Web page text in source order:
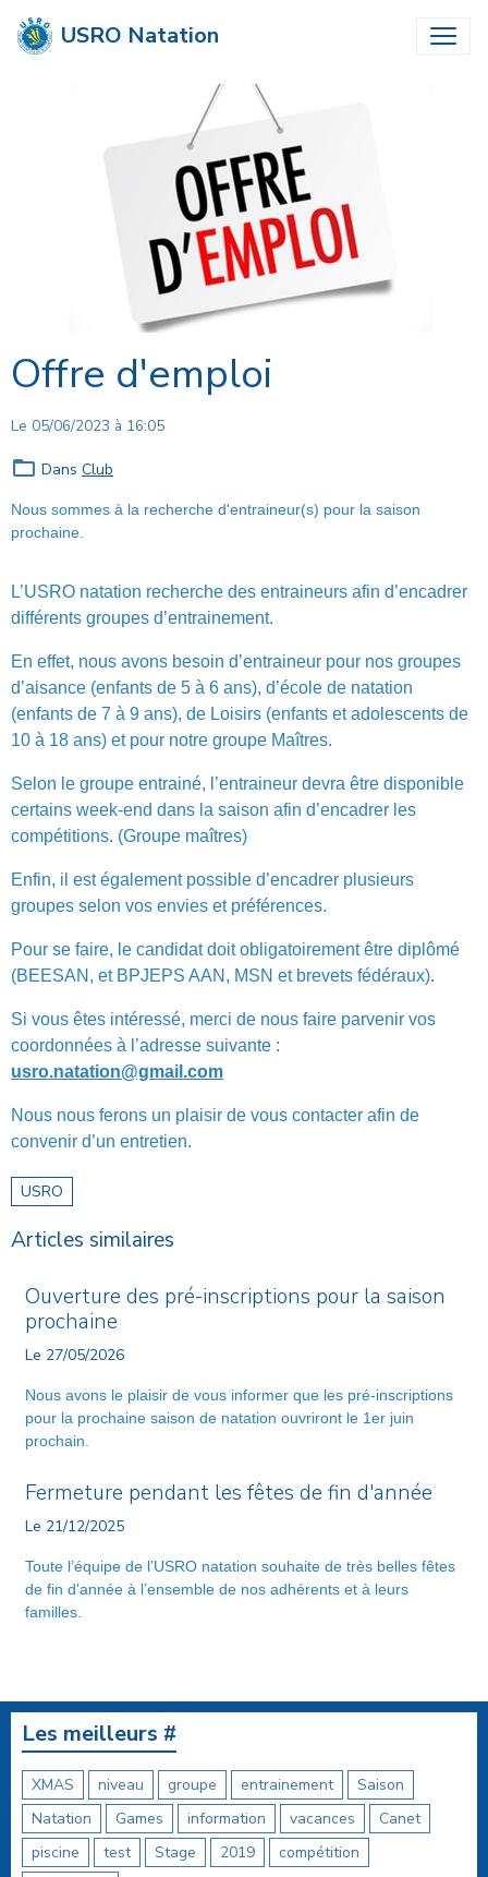
USRO Natation
Offre d'emploi
Le 05/06/2023 à 16:05
Dans Club
Nous sommes à la recherche d'entraineur(s) pour la saison
prochaine.
L’USRO natation recherche des entraineurs afin d’encadrer
différents groupes d’entrainement.
En effet, nous avons besoin d’entraineur pour nos groupes
d’aisance (enfants de 5 à 6 ans), d’école de natation
(enfants de 7 à 9 ans), de Loisirs (enfants et adolescents de
10 à 18 ans) et pour notre groupe Maîtres.
Selon le groupe entrainé, l’entraineur devra être disponible
certains week-end dans la saison afin d’encadrer les
compétitions. (Groupe maîtres)
Enfin, il est également possible d’encadrer plusieurs
groupes selon vos envies et préférences.
Pour se faire, le candidat doit obligatoirement être diplômé
(BEESAN, et BPJEPS AAN, MSN et brevets fédéraux).
Si vous êtes intéressé, merci de nous faire parvenir vos
coordonnées à l’adresse suivante :
usro.natation@gmail.com
Nous nous ferons un plaisir de vous contacter afin de
convenir d’un entretien.
USRO
Articles similaires
Ouverture des pré-inscriptions pour la saison
prochaine
Le 27/05/2026
Nous avons le plaisir de vous informer que les pré-inscriptions
pour la prochaine saison de natation ouvriront le 1er juin
prochain.
Fermeture pendant les fêtes de fin d'année
Le 21/12/2025
Toute l’équipe de l’USRO natation souhaite de très belles fêtes
de fin d'année à l’ensemble de nos adhérents et à leurs
familles.
Les meilleurs #
XMAS niveau groupe entrainement
Saison
Natation
Games information vacances
Canet
piscine
test Stage 2019 compétition